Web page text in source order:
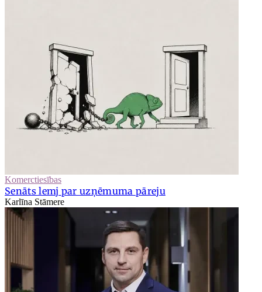
Komerctiesības
Senāts lemj par uzņēmuma pāreju
Karlīna Stāmere